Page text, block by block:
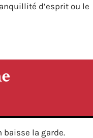
d’esprit ou le
baisse la garde.